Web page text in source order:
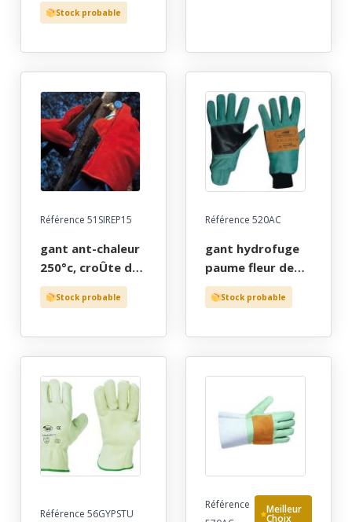
manchette de 15
protection par
cher!
Stock probable
15 cm, t9 a 10
Référence 51SIREP15
gant ant-chaleur
250°c, croÛte de
bovin double
coton coloris
Stock probable
Référence 520AC
gant hydrofuge
paume fleur de
bovin noir,
elagage, double
reglabe, t9 a 10
Stock probable
Référence 56GYPSTU
Référence
Meilleur
Choix